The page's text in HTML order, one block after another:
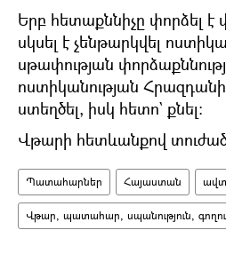
Երբ հետաքննիչը փորձել է
սկսել է չենթարկվել
սթափության
ոստիկանության
ստեղծել, իսկ հետո` քնել:
Վթարի հետևանքով
Պատահարներ Հայաստան
Վթար, պատահար, սպանություն,